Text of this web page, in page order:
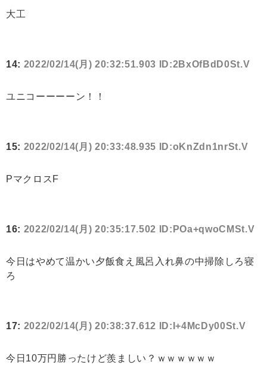
大工
14: 2022/02/14(月) 20:32:51.903 ID:2BxOfBdD0St.V
ユニコーーーーン！！
15: 2022/02/14(月) 20:33:48.935 ID:oKnZdn1nrSt.V
PマクロスF
16: 2022/02/14(月) 20:35:17.502 ID:POa+qwoCMSt.V
今日はやめて温かい夕飯食え風呂入れ鼻の中掃除しろ寝
ろ
17: 2022/02/14(月) 20:38:37.612 ID:I+4McDy00St.V
今日10万円勝ったけど羨ましい？ｗｗｗｗｗｗ